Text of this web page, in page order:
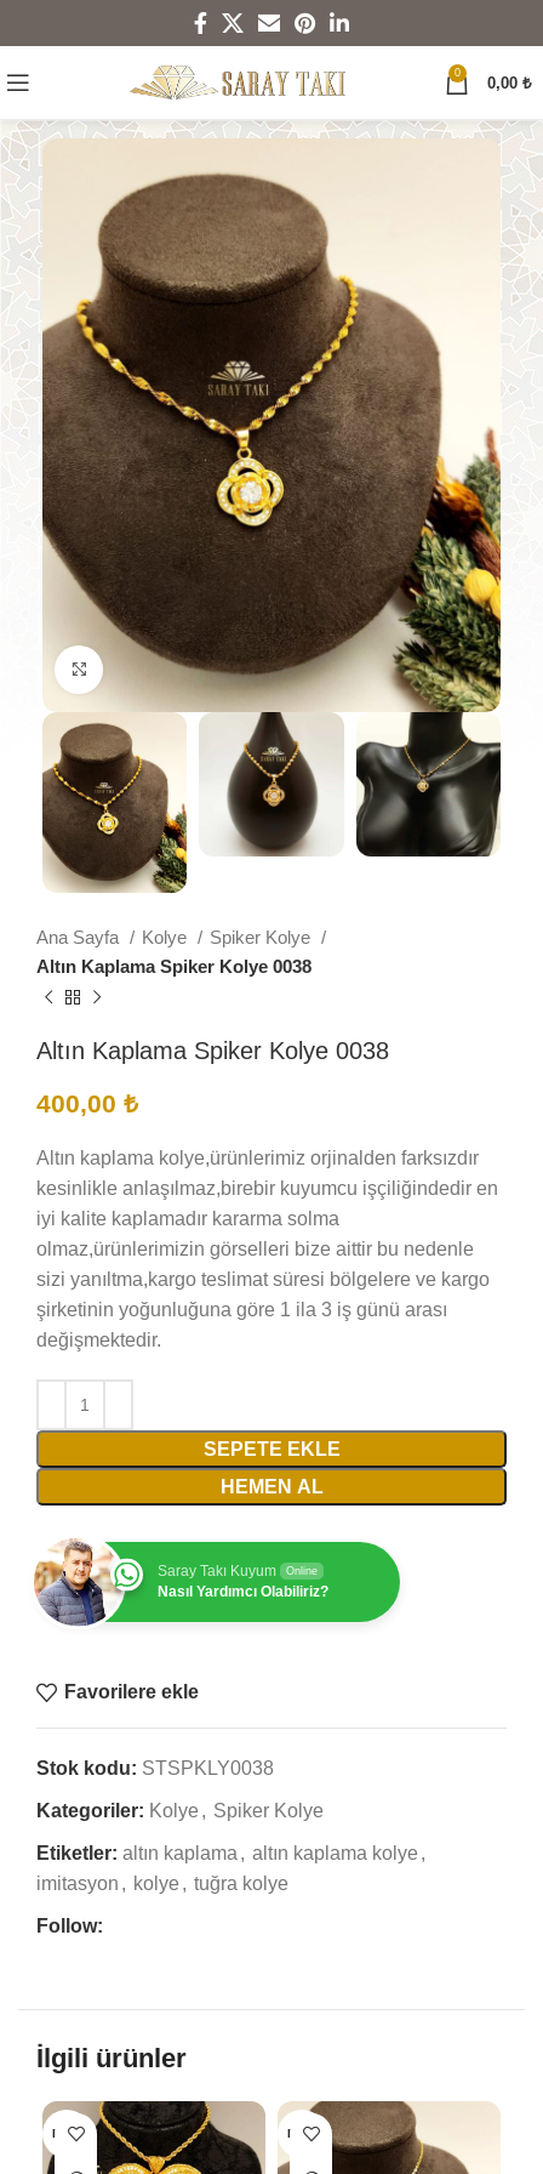
0
0,00 ₺
Büyütmek için tıklayın
Ana Sayfa Kolye
Spiker Kolye
Altın Kaplama Spiker Kolye 0038
Altın Kaplama Spiker Kolye 0038
400,00 ₺
Altın kaplama kolye,ürünlerimiz orjinalden farksızdır
kesinlikle anlaşılmaz,birebir kuyumcu işçiliğindedir en
iyi kalite kaplamadır kararma solma
olmaz,ürünlerimizin görselleri bize aittir bu nedenle
sizi yanıltma,kargo teslimat süresi bölgelere ve kargo
şirketinin yoğunluğuna göre 1 ila 3 iş günü arası
değişmektedir.
SEPETE EKLE
HEMEN AL
Saray Takı Kuyum Online
Nasıl Yardımcı Olabiliriz?
Favorilere ekle
Stok kodu: STSPKLY0038
Kategoriler: Kolye , Spiker Kolye
Etiketler: altın kaplama , altın kaplama kolye ,
imitasyon , kolye , tuğra kolye
Follow:
İlgili ürünler
BITTI BITTI